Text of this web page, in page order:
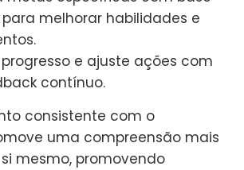
melhorar habilidades e
progresso e ajuste ações com
contínuo.
consistente com o
uma compreensão mais
mesmo, promovendo